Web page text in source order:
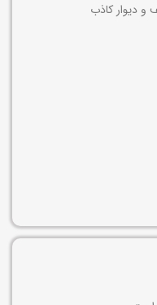
و دیوار کاذب